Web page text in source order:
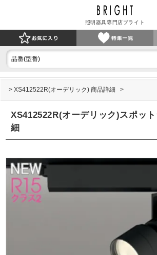
照明器具専門店ブライト
XS412522R(オーデリック) 商品詳細
XS412522R(オーデリック)スポッ
細